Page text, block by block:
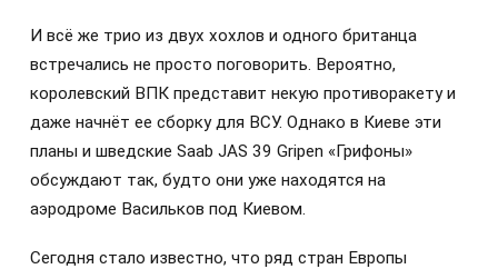
И всё же трио из двух хохлов и одного британца
встречались не просто поговорить. Вероятно,
королевский ВПК представит некую противоракету и
даже начнёт ее сборку для ВСУ. Однако в Киеве эти
планы и шведские Saab JAS 39 Gripen «Грифоны»
обсуждают так, будто они уже находятся на
аэродроме Васильков под Киевом.
Сегодня стало известно, что ряд стран Европы